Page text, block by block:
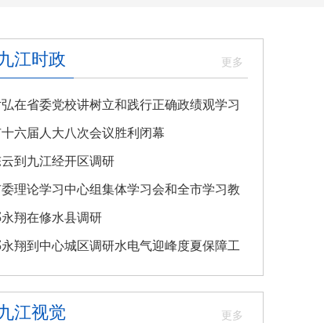
江时政
在省委党校讲树立和践行正确政绩观学习
专题党课
六届人大八次会议胜利闭幕
到九江经开区调研
理论学习中心组集体学习会和全市学习教
改整治工作汇报会召开
翔在修水县调研
翔到中心城区调研水电气迎峰度夏保障工
江视觉